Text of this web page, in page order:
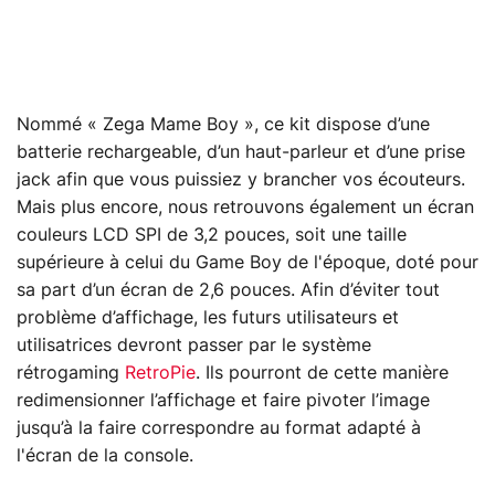
Nommé « Zega Mame Boy », ce kit dispose d’une
batterie rechargeable, d’un haut-parleur et d’une prise
jack afin que vous puissiez y brancher vos écouteurs.
Mais plus encore, nous retrouvons également un écran
couleurs LCD SPI de 3,2 pouces, soit une taille
supérieure à celui du Game Boy de l'époque, doté pour
sa part d’un écran de 2,6 pouces. Afin d’éviter tout
problème d’affichage, les futurs utilisateurs et
utilisatrices devront passer par le système
rétrogaming RetroPie. Ils pourront de cette manière
redimensionner l’affichage et faire pivoter l’image
jusqu’à la faire correspondre au format adapté à
l'écran de la console.